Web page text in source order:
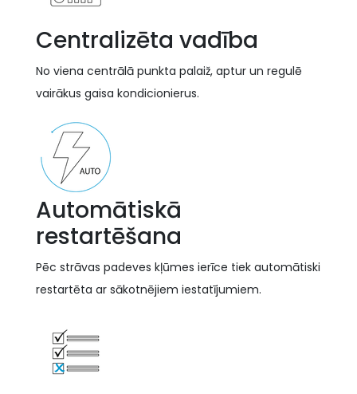
Centralizēta vadība
No viena centrālā punkta palaiž, aptur un regulē
vairākus gaisa kondicionierus.
Automātiskā
restartēšana
Pēc strāvas padeves kļūmes ierīce tiek automātiski
restartēta ar sākotnējiem iestatījumiem.